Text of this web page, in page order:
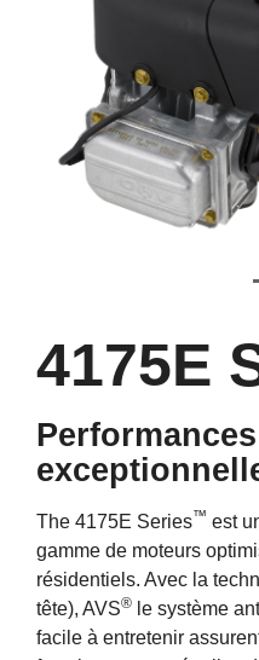
4175E
The 4175E Series™ est
gamme de moteurs
résidentiels. Avec la
tête), AVS® le système
facile à entretenir